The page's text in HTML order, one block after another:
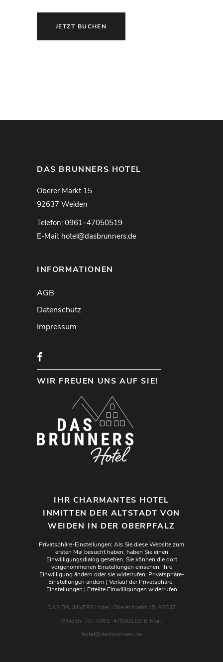
JETZT BUCHEN
DAS BRUNNERS HOTEL
Oberer Markt 15
92637 Weiden
Telefon: 0961–47050519
E-Mail: hotel@dasbrunners.de
INFORMATIONEN
AGB
Datenschutz
Impressum
WIR FREUEN UNS AUF SIE!
IHR CHARMANTES HOTEL
INMITTEN DER ALTSTADT VON
WEIDEN IN DER OBERPFALZ
Privatsphäre-Einstellungen: Als Sie diese Website zum
ersten Mal besucht haben, haben Sie einen
Einwilligungsdialog gesehen. Sie können die dort
vorgenommenen Einstellungen einsehen, Ihre
Einwilligung ändern oder sie widerrufen: Privatsphäre-
Einstellungen ändern | Verlauf der Privatsphäre-
Einstellungen | Erteilte Einwilligungen widerrufen
DAS BRUNNERS Hotel, Oberer Markt 15, 92637
Weiden, Tel.: 0961–47050519, E-Mail:
hotel@dasbrunners.de